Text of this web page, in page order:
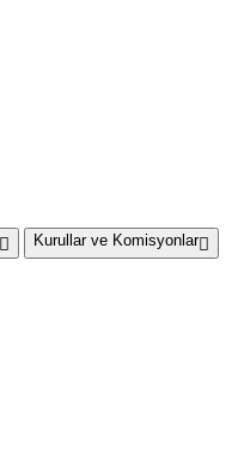
Kurullar ve Komisyonlar